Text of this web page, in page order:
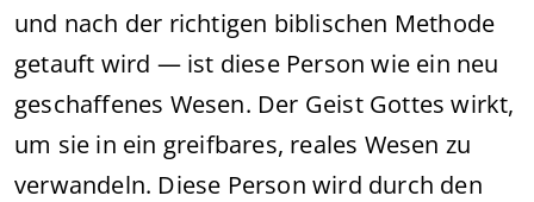
und nach der richtigen biblischen Methode
getauft wird — ist diese Person wie ein neu
geschaffenes Wesen. Der Geist Gottes wirkt,
um sie in ein greifbares, reales Wesen zu
verwandeln. Diese Person wird durch den